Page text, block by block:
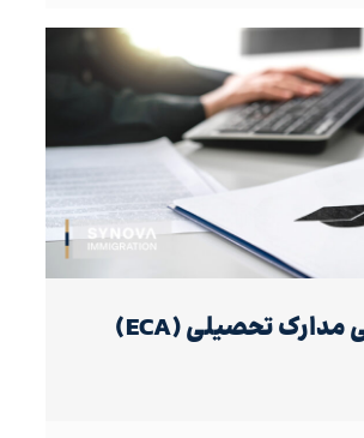
ارزیابی مدارک تحصیلی (ECA)